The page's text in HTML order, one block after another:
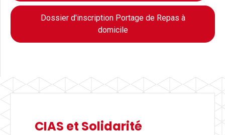
Dossier d'inscription Portage de Repas à
domicile
CIAS et Solidarité